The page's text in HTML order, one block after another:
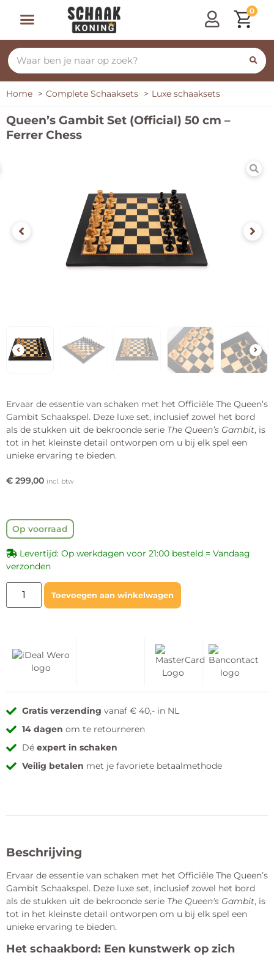
0
Home Complete Schaaksets Luxe schaaksets
Queen’s Gambit Set (Official) 50 cm –
Ferrer Chess
Ervaar de essentie van schaken met het Officiële The Queen’s
Gambit Schaakspel. Deze luxe set, inclusief zowel het bord
als de stukken uit de bekroonde serie The Queen’s Gambit, is
tot in het kleinste detail ontworpen om u bij elk spel een
unieke ervaring te bieden.
€ 299,00 incl. btw
Op voorraad
Levertijd: Op werkdagen voor 21:00 besteld = Vandaag
verzonden
Toevoegen aan winkelwagen
Gratis verzending vanaf € 40,- in NL
14 dagen om te retourneren
Déexpert in schaken
Veilig betalen met je favoriete betaalmethode
Beschrijving
Ervaar de essentie van schaken met het Officiële The Queen’s
Gambit Schaakspel. Deze luxe set, inclusief zowel het bord
als de stukken uit de bekroonde serie The Queen's Gambit, is
tot in het kleinste detail ontworpen om u bij elk spel een
unieke ervaring te bieden.
Het schaakbord: Een kunstwerk op zich